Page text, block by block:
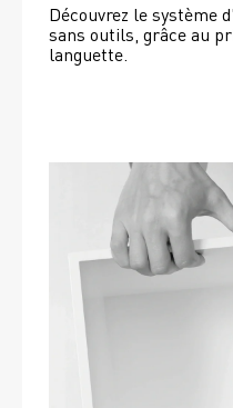
Découvrez le système
sans outils, grâce au
languette.